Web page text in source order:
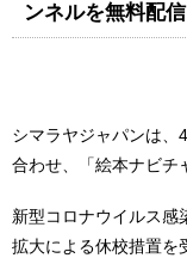
ンネルを無料配信
シマラヤジャパンは、
合わせ、「絵本ナビチ
新型コロナウイルス感
拡大による休校措置を